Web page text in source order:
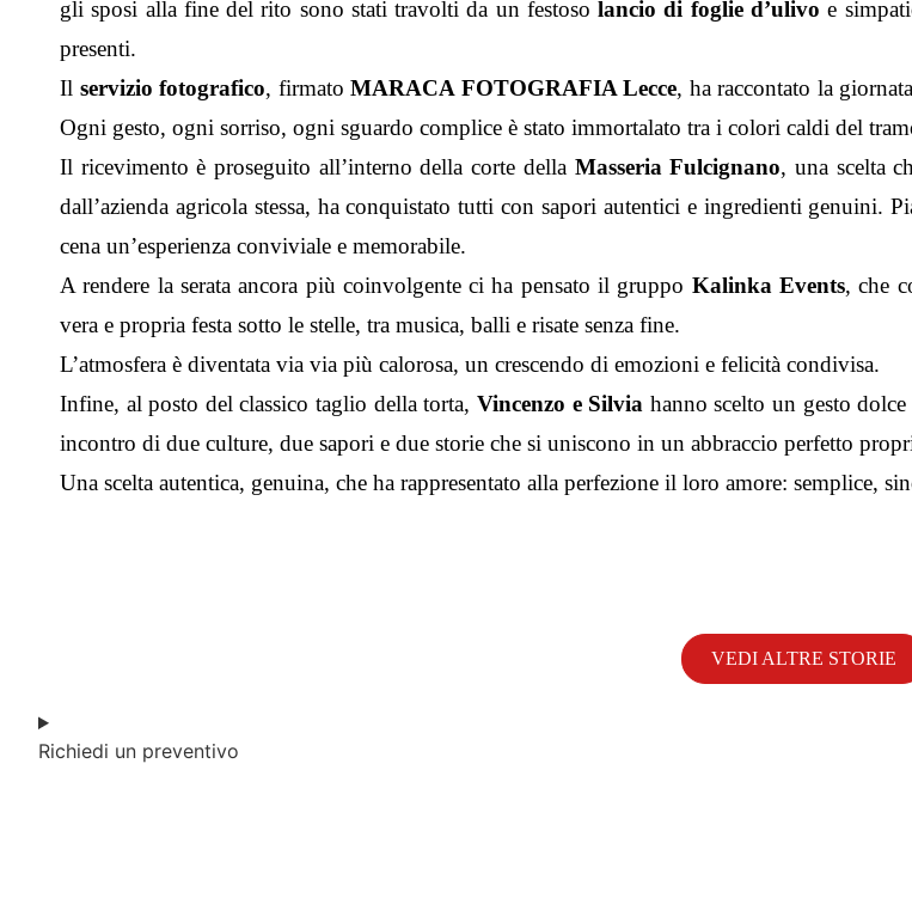
gli sposi alla fine del rito sono stati travolti da un festosolancio di foglie d’ulivoe
presenti.
Il servizio fotografico, firmato MARACA FOTOGRAFIA Lecce, ha raccontato la
Ogni gesto, ogni sorriso, ogni sguardo complice è stato immortalato tra i colori caldi del
Il ricevimento è proseguito all’interno della corte della Masseria Fulcignano, una scelta
dall’azienda agricola stessa, ha conquistato tutti con sapori autentici e ingredienti genuini.
cena un’esperienza conviviale e memorabile.
A rendere la serata ancora più coinvolgente ci ha pensato il gruppo Kalinka Events, che
vera e propria festa sotto le stelle, tra musica, balli e risate senza fine.
L’atmosfera è diventata via via più calorosa, un crescendo di emozioni e felicità condivisa.
Infine, al posto del classico taglio della torta, Vincenzo e Silvia hanno scelto un gesto
incontro di due culture, due sapori e due storie che si uniscono in un abbraccio perfetto
Una scelta autentica, genuina, che ha rappresentato alla perfezione il loro amore: semplice,
VEDI ALTRE STORIE
Richiedi un preventivo